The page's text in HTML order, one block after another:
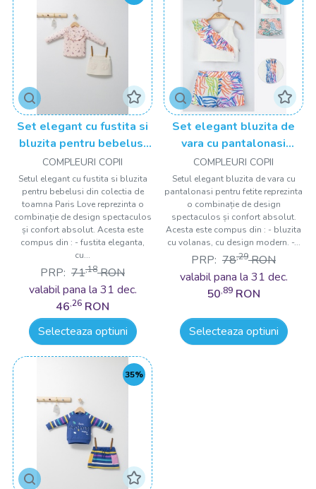
Set elegant cu fustita si
bluzita pentru bebelusi
Paris Love, Tongs baby
COMPLEURI COPII
Setul elegant cu fustita si bluzita
pentru bebelusi din colectia de
toamna Paris Love reprezinta o
combinație de design spectaculos
și confort absolut. Acesta este
compus din : - fustita eleganta,
cu...
PRP: 71,18 RON
valabil pana la 31 dec.
46,26 RON
Selecteaza optiuni
Set elegant bluzita de
vara cu pantalonasi
pentru fetite, Tongs baby
COMPLEURI COPII
Setul elegant bluzita de vara cu
pantalonasi pentru fetite reprezinta
o combinație de design
spectaculos și confort absolut.
Acesta este compus din : - bluzita
cu volanas, cu design modern. -...
PRP: 78,29 RON
valabil pana la 31 dec.
50,89 RON
Selecteaza optiuni
35%